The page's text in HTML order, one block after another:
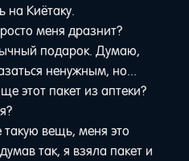
на Киётаку.
меня дразнит?
подарок. Думаю,
ненужным, но...
этот пакет из аптеки?
вещь, меня это
так, я взяла пакет и